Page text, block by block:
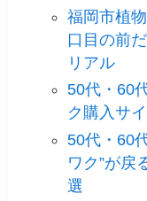
福岡市植
口目の前
リアル
50代・60
ク購入サ
50代・60
ワク”が戻
選